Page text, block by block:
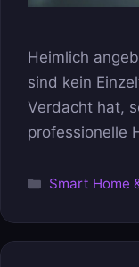
Heimlich
sind kein
Verdacht hat,
professionelle
Kategorien
Smart Home